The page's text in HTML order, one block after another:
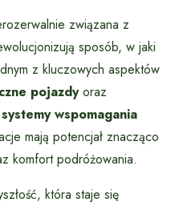
związana z
sposób, w jaki
z kluczowych aspektów
pojazdyoraz
wspomagania
mają potencjał znacząco
komfort podróżowania.
która staje się